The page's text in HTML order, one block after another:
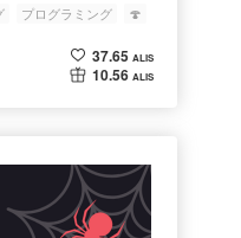
プログラミング 🍄
37.65 ALIS
10.56 ALIS